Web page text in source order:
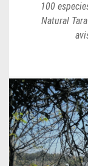
100
Natural